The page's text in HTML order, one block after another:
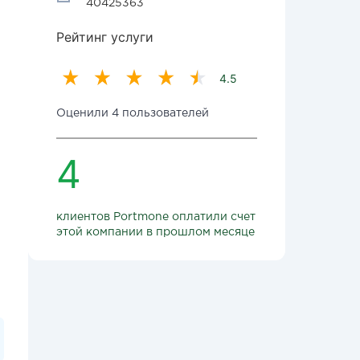
40425363
Рейтинг услуги
4.5
Оценили 4 пользователей
4
клиентов Portmone оплатили счет
этой компании в прошлом месяце